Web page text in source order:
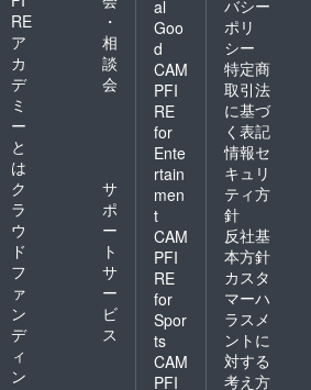
RE
ア
カ
デ
ミ
ー
と
は
・
相
談
会
ク
ラ
ウ
ド
フ
ァ
ン
デ
ィ
ン
サ
ポ
ー
ト
サ
ー
ビ
ス
al
Goo
d
CAM
PFI
RE
for
Ente
rtain
men
t
CAM
PFI
RE
for
Spor
ts
CAM
PFI
バシー
ポリ
シー
特定商
取引法
に基づ
く表記
情報セ
キュリ
ティ方
針
反社基
本方針
カスタ
マーハ
ラスメ
ントに
対する
考え方